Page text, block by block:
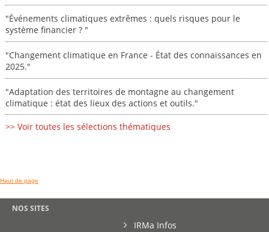
"Événements climatiques extrêmes : quels risques pour le
système financier ? "
"Changement climatique en France - État des connaissances en
2025."
"Adaptation des territoires de montagne au changement
climatique : état des lieux des actions et outils."
>> Voir toutes les sélections thématiques
Haut de page
NOS SITES
IRMa Infos